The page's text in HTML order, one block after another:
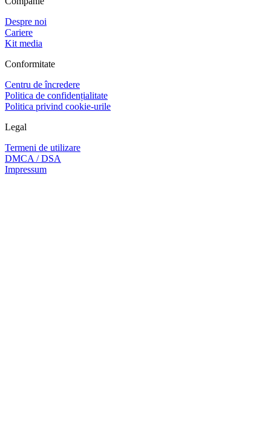
Despre noi
Cariere
Kit media
Conformitate
Centru de încredere
Politica de confidențialitate
Politica privind cookie-urile
Legal
Termeni de utilizare
DMCA / DSA
Impressum